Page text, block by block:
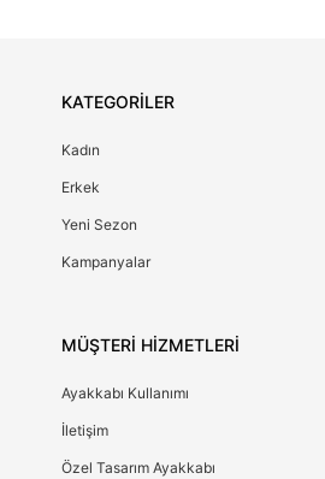
KATEGORİLER
Kadın
Erkek
Yeni Sezon
Kampanyalar
MÜŞTERİ HİZMETLERİ
Ayakkabı Kullanımı
İletişim
Özel Tasarım Ayakkabı